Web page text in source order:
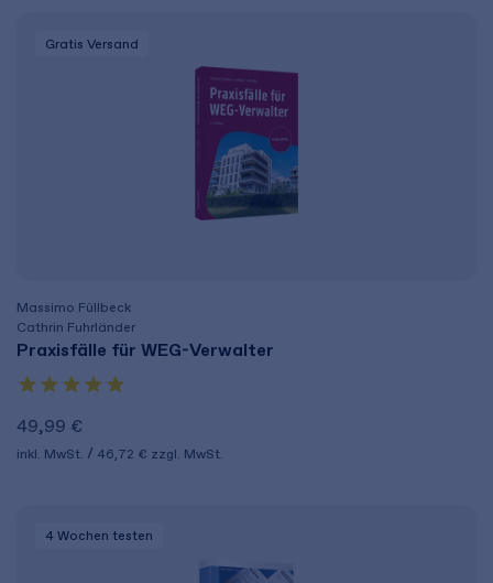
Gratis Versand
Massimo Füllbeck
Cathrin Fuhrländer
Praxisfälle für WEG-Verwalter
49,99 €
inkl. MwSt. 46,72 € zzgl. MwSt.
4 Wochen testen